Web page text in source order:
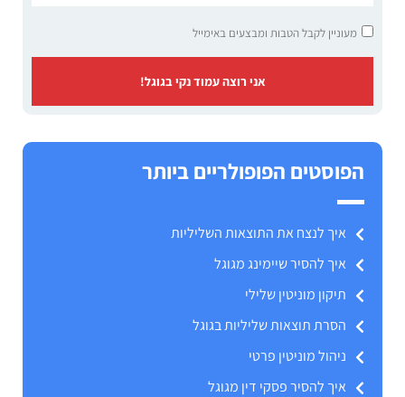
מעוניין לקבל הטבות ומבצעים באימייל
אני רוצה עמוד נקי בגוגל!
הפוסטים הפופולריים ביותר
איך לנצח את התוצאות השליליות
איך להסיר שיימינג מגוגל
תיקון מוניטין שלילי
הסרת תוצאות שליליות בגוגל
ניהול מוניטין פרטי
איך להסיר פסקי דין מגוגל